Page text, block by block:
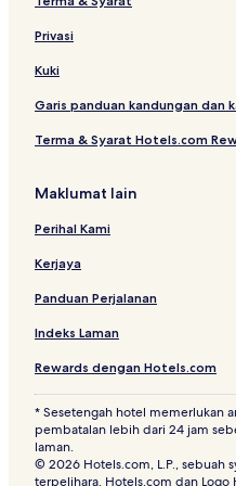
Privasi
Kuki
Garis panduan kandungan dan
Terma & Syarat Hotels.com
Maklumat lain
Perihal Kami
Kerjaya
Panduan Perjalanan
Indeks Laman
Rewards dengan Hotels.com
* Sesetengah hotel memerlukan
pembatalan lebih dari 24 jam
laman.
© 2026 Hotels.com, L.P., sebuah
terpelihara. Hotels.com dan Logo